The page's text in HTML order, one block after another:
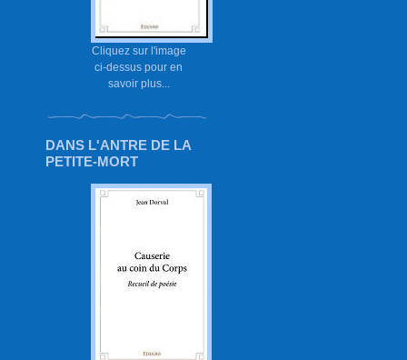
Cliquez sur l'image
ci-dessus pour en
savoir plus...
DANS L'ANTRE DE LA
PETITE-MORT